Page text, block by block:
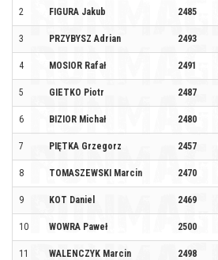
2 FIGURA Jakub 2485
3 PRZYBYSZ Adrian 2493
4 MOSIOR Rafał 2491
5 GIETKO Piotr 2487
6 BIZIOR Michał 2480
7 PIĘTKA Grzegorz 2457
8 TOMASZEWSKI Marcin 2470
9 KOT Daniel 2469
10 WOWRA Paweł 2500
11 WALENCZYK Marcin 2498